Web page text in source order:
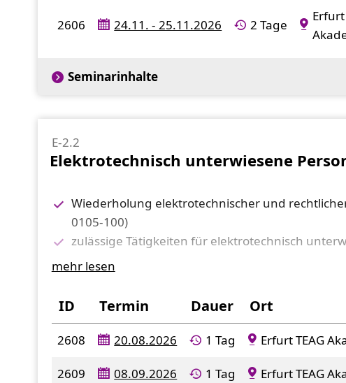
Sicherheitsmaßnahmen in abgeschlossenen
die 5 Sicherheitsregeln
Auswertung von Unfällen und Störungen
2606 24.11. - 25.11.2026 2 Tage
Erfurt
Seminarinhalte
E-2.2
Elektrotechnisch unterwiesene
Wiederholung elektrotechnischer und rechtlicher
0105-100)
zulässige Tätigkeiten für elektrotechnisch
Sicherheit bei Tätigkeiten in der Nähe
Sicherheitsmaßnahmen in abgeschlossenen
die 5 Sicherheitsregeln
Wiederholung von Maßnahmen zur ersten
mehr lesen
ID Termin Dauer Ort
2608 20.08.2026 1 Tag Erfurt TEAG
2609 08.09.2026 1 Tag Erfurt TEAG